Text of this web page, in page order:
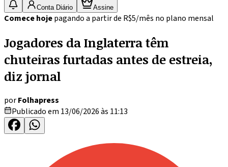
Conta Diário Assine
Comece hojepagando a partir de R$5/mês no plano mensal
Jogadores da Inglaterra têm
chuteiras furtadas antes de estreia,
diz jornal
porFolhapress
Publicado em 13/06/2026 às 11:13